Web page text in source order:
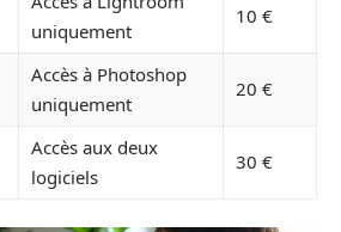
uniquement
10 €
Accès à Photoshop
uniquement
20 €
Accès aux deux
logiciels
30 €